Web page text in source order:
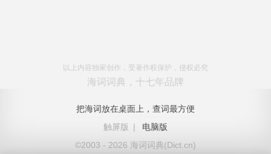
以上内容独家创作，受著作权保护，侵权必究
海词词典，十七年品牌
把海词放在桌面上，查词最方便
触屏版
|
电脑版
©2003 - 2026 海词词典(Dict.cn)